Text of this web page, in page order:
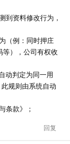
到资料修改行为，
（例：同时押庄
），公司有权收
动判定为同一用
规则由系统自动
条款》；
回复